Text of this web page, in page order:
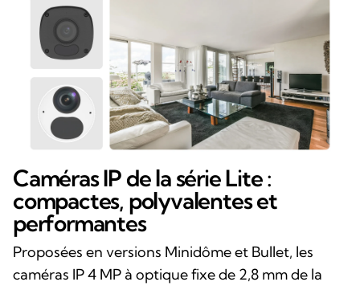
Caméras IP de la série Lite :
compactes, polyvalentes et
performantes
Proposées en versions Minidôme et Bullet, les
caméras IP 4 MP à optique fixe de 2,8 mm de la